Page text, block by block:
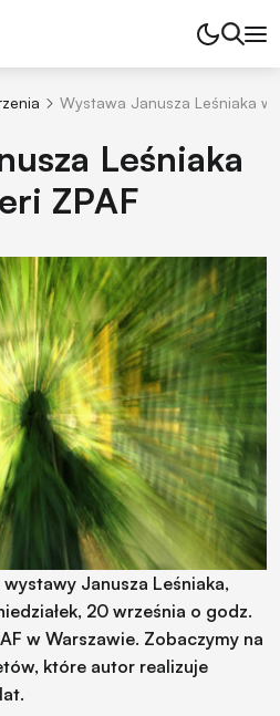
Wystawa Janusza Leśniaka w
Leśniaka
ZPAF
Janusza Leśniaka,
20 września o godz.
w Warszawie. Zobaczymy na
które autor realizuje